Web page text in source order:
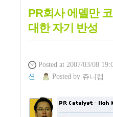
PR회사 에델만
대한 자기 반성
Posted at 2007/03/08
션
Postedby 쥬니캡